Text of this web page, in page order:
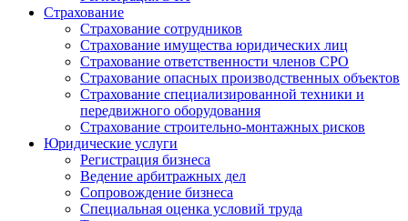
Страхование
Страхование сотрудников
Страхование имущества юридических лиц
Страхование ответственности членов СРО
Страхование опасных производственных объектов
Страхование специализированной техники и
передвижного оборудования
Страхование строительно-монтажных рисков
Юридические услуги
Регистрация бизнеса
Ведение арбитражных дел
Сопровождение бизнеса
Специальная оценка условий труда